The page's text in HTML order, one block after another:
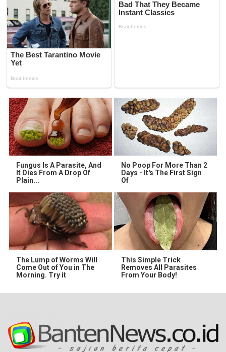
Fungus Is A Parasite, And
It Dies From A Drop Of
Plain...
No Poop For More Than 2
Days - It's The First Sign
Of
The Lump of Worms Will
Come Out of You in The
Morning. Try it
This Simple Trick
Removes All Parasites
From Your Body!